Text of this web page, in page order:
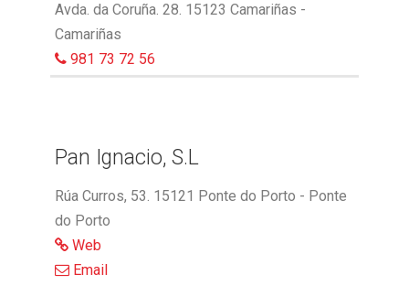
Avda. da Coruña. 28. 15123 Camariñas -
Camariñas
981 73 72 56
Pan Ignacio, S.L
Rúa Curros, 53. 15121 Ponte do Porto - Ponte
do Porto
Web
Email